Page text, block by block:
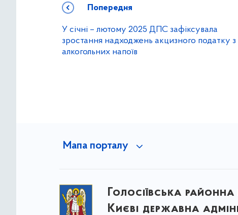
Попередня
У січні – лютому 2025 ДПС зафіксувала
зростання надходжень акцизного податку з
алкогольних напоїв
Мапа порталу
Голосіївська районна
Києві державна